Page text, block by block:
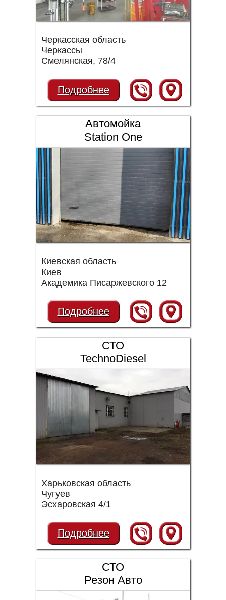
Черкасская область
Черкассы
Смелянская, 78/4
Подробнее
Автомойка
Station One
Киевская область
Киев
Академика Писаржевского 12
Подробнее
СТО
TechnoDiesel
Харьковская область
Чугуев
Эсхаровская 4/1
Подробнее
СТО
Резон Авто